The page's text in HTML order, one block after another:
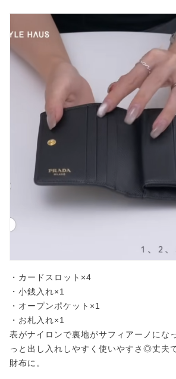
・カードスロット×4
・小銭入れ×1
・オープンポケット×1
・お札入れ×1
表がナイロンで裏地がサフィアーノにな
っと出し入れしやすく使いやすさ◎丈夫
財布に。